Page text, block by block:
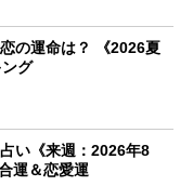
の運命は？ 《2026夏
グ
い《来週：2026年8
運＆恋愛運